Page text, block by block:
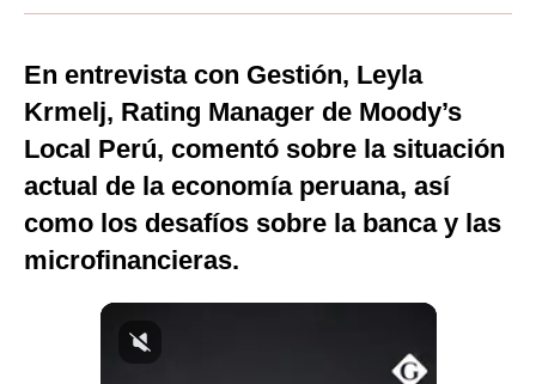
Internacional
Tecnología
Club del Suscriptor
Mix
G de Gestión
Notas Contratadas
En entrevista con Gestión, Leyla
Krmelj, Rating Manager de Moody’s
Local Perú, comentó sobre la situación
actual de la economía peruana, así
como los desafíos sobre la banca y las
microfinancieras.